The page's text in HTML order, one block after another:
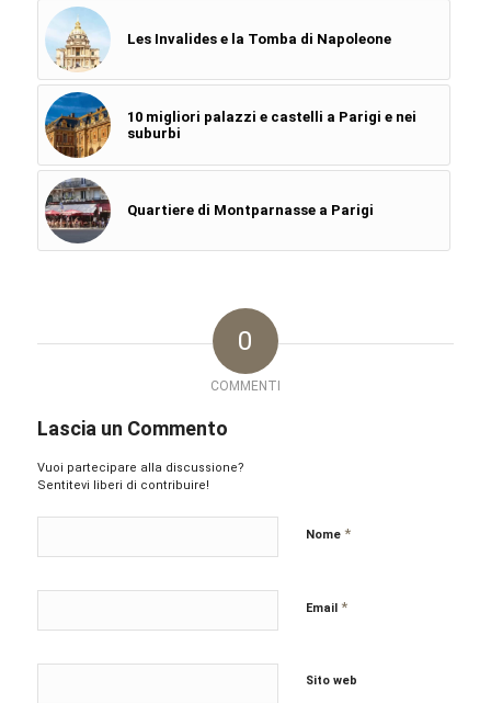
Les Invalides e la Tomba di Napoleone
10 migliori palazzi e castelli a Parigi e nei
suburbi
Quartiere di Montparnasse a Parigi
0
COMMENTI
Lascia un Commento
Vuoi partecipare alla discussione?
Sentitevi liberi di contribuire!
Nome *
Email *
Sito web